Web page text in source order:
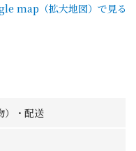
map（拡大地図）で見る
）・配送